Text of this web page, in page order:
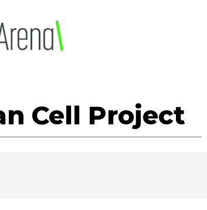
Cell Project